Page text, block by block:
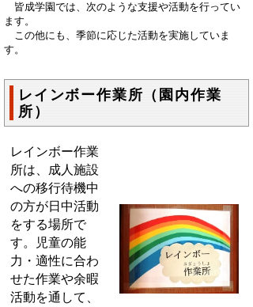
皆成学園では、次のような支援や活動を行ってい
ます。
この他にも、季節に応じた活動を実施していま
す。
レインボー作業所（園内作業
所）
レインボー作業
所は、成人施設
への移行待機中
の方が日中活動
をする場所で
す。児童の能
力・適性に合わ
せた作業や余暇
活動を通して、